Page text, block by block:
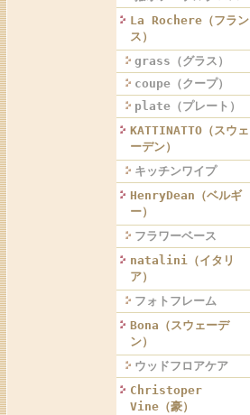
La Rochere（フラン
ス）
grass（グラス）
coupe（クープ）
plate（プレート）
KATTINATTO（スウェ
ーデン）
キッチンワイプ
HenryDean（ベルギ
ー）
フラワーベース
natalini（イタリ
ア）
フォトフレーム
Bona（スウェーデ
ン）
ウッドフロアケア
Christoper
Vine（豪）